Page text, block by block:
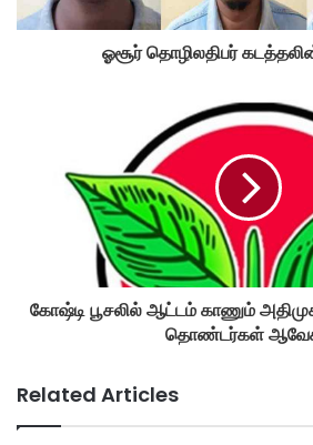
ஓசூர் தொழிலதிபர்
கோஷ்டி பூசலில் ஆட்டம் காணும்
தொண்டர்கள்
Related Articles